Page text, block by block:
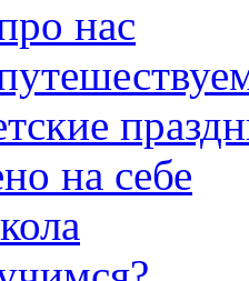
нас
на себе